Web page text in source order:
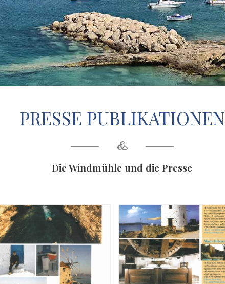
PRESSE PUBLIKATIONEN
&
Die Windmühle und die Presse